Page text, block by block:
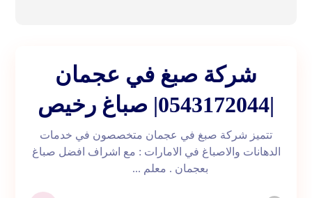
شركة صبغ في عجمان
|0543172044| صباغ رخيص
تتميز شركة صبغ في عجمان متخصصون في خدمات
الدهانات والاصباغ في الامارات : مع اشراف افضل صباغ
بعجمان . معلم ...